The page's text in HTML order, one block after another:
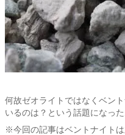
何故ゼオライトではなくベン
いるのは？という話題になった
※今回の記事はベントナイトは